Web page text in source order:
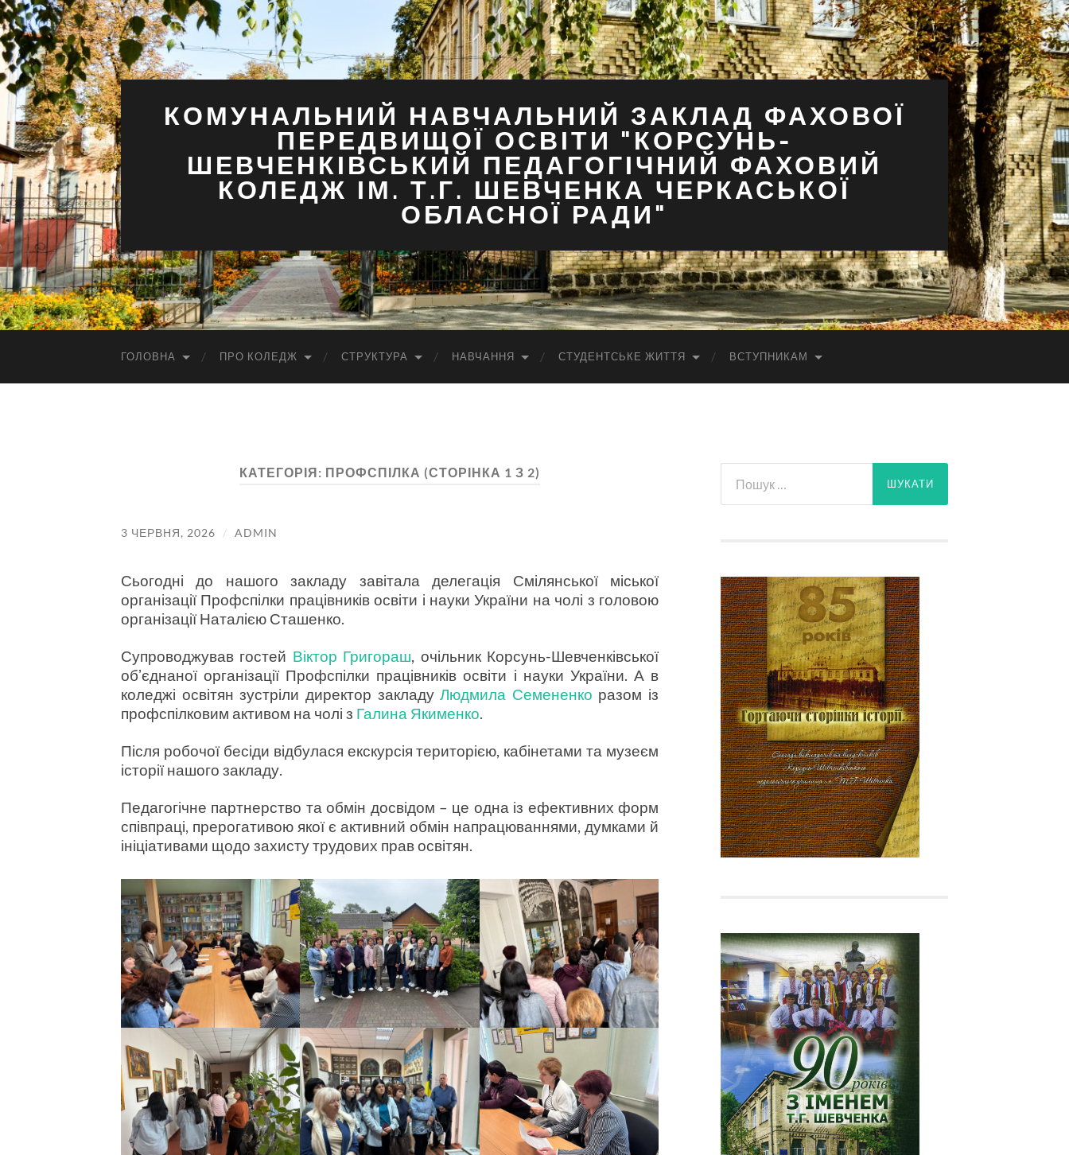
КОМУНАЛЬНИЙ НАВЧАЛЬНИЙ ЗАКЛАД ФАХОВОЇ
ПЕРЕДВИЩОЇ ОСВІТИ "КОРСУНЬ-
ШЕВЧЕНКІВСЬКИЙ ПЕДАГОГІЧНИЙ ФАХОВИЙ
КОЛЕДЖ ІМ. Т.Г. ШЕВЧЕНКА ЧЕРКАСЬКОЇ
ОБЛАСНОЇ РАДИ"
ГОЛОВНА ПРО КОЛЕДЖ СТРУКТУРА НАВЧАННЯ СТУДЕНТСЬКЕ ЖИТТЯ ВСТУПНИКАМ
КАТЕГОРІЯ: ПРОФСПІЛКА (СТОРІНКА 1 З 2)
3 ЧЕРВНЯ, 2026 / ADMIN
Сьогодні до нашого закладу завітала делегація Смілянської міської
організації Профспілки працівників освіти і науки України на чолі з головою
організації Наталією Сташенко.
Супроводжував гостей Віктор Григораш, очільник Корсунь-Шевченківської
обʼєднаної організації Профспілки працівників освіти і науки України. А в
коледжі освітян зустріли директор закладуЛюдмила Семененко разом із
профспілковим активом на чолі з Галина Якименко.
Після робочої бесіди відбулася екскурсія територією, кабінетами та музеєм
історії нашого закладу.
Педагогічне партнерство та обмін досвідом – це одна із ефективних форм
співпраці, прерогативою якої є активний обмін напрацюваннями, думками й
ініціативами щодо захисту трудових прав освітян.